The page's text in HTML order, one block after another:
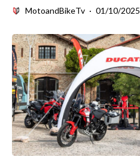
MotoandBikeTv · 01/10/2025